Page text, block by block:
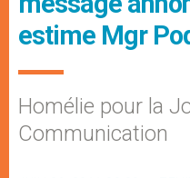
estime Mgr
Homélie pour la
Communication